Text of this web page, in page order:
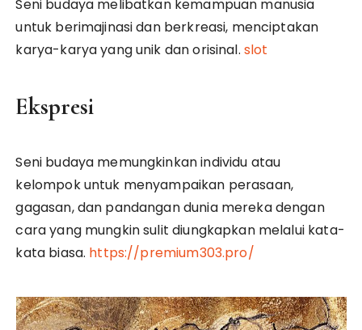
Seni budaya melibatkan kemampuan manusia
untuk berimajinasi dan berkreasi, menciptakan
karya-karya yang unik dan orisinal. slot
Ekspresi
Seni budaya memungkinkan individu atau
kelompok untuk menyampaikan perasaan,
gagasan, dan pandangan dunia mereka dengan
cara yang mungkin sulit diungkapkan melalui kata-
kata biasa. https://premium303.pro/